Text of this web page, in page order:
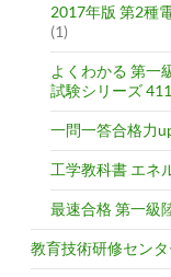
2017年版 第2種
(1)
よくわかる 第一
試験シリーズ
一問一答合格力
工学教科書 エネ
最速合格 第一級
教育技術研修センタ